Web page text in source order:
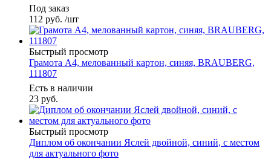
Под заказ
112 руб. /шт
Быстрый просмотр
Грамота А4, мелованный картон, синяя, BRAUBERG,
111807
Есть в наличии
23 руб.
Быстрый просмотр
Диплом об окончании Яслей двойной, синий, с местом
для актуального фото